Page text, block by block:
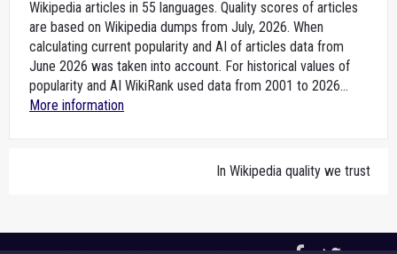
Wikipedia articles in 55 languages. Quality scores of articles
are based on Wikipedia dumps from July, 2026. When
calculating current popularity and AI of articles data from
June 2026 was taken into account. For historical values of
popularity and AI WikiRank used data from 2001 to 2026...
More information
In Wikipedia quality we trust